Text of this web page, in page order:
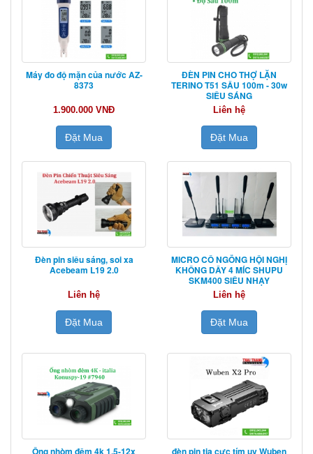
Máy đo độ mặn của nước AZ-
8373
1.900.000 VNĐ
Đặt Mua
ĐÈN PIN CHO THỢ LẶN
TERINO T51 SÂU 100m - 30w
SIÊU SÁNG
Liên hệ
Đặt Mua
Đèn pin siêu sáng, soi xa
Acebeam L19 2.0
Liên hệ
Đặt Mua
MICRO CỔ NGỖNG HỘI NGHỊ
KHÔNG DÂY 4 MÍC SHUPU
SKM400 SIÊU NHẠY
Liên hệ
Đặt Mua
Ống nhòm đêm 4k 1.5-12x đèn pin tia cực tím uv Wuben